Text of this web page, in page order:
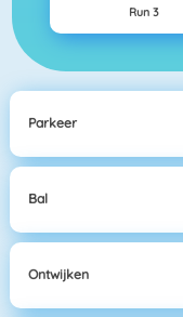
Run 3
Parkeer
Bal
Ontwijken